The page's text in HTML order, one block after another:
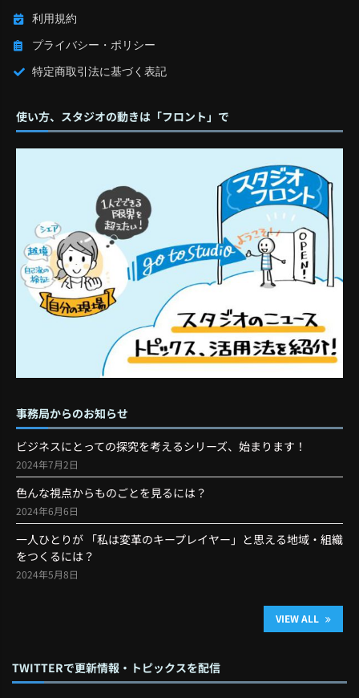
利用規約
プライバシー・ポリシー
特定商取引法に基づく表記
使い方、スタジオの動きは「フロント」で
事務局からのお知らせ
ビジネスにとっての探究を考えるシリーズ、始まります！
2024年7月2日
色んな視点からものごとを見るには？
2024年6月6日
一人ひとりが 「私は変革のキープレイヤー」と思える地域・組織
をつくるには？
2024年5月8日
VIEW ALL
TWITTERで更新情報・トピックスを配信